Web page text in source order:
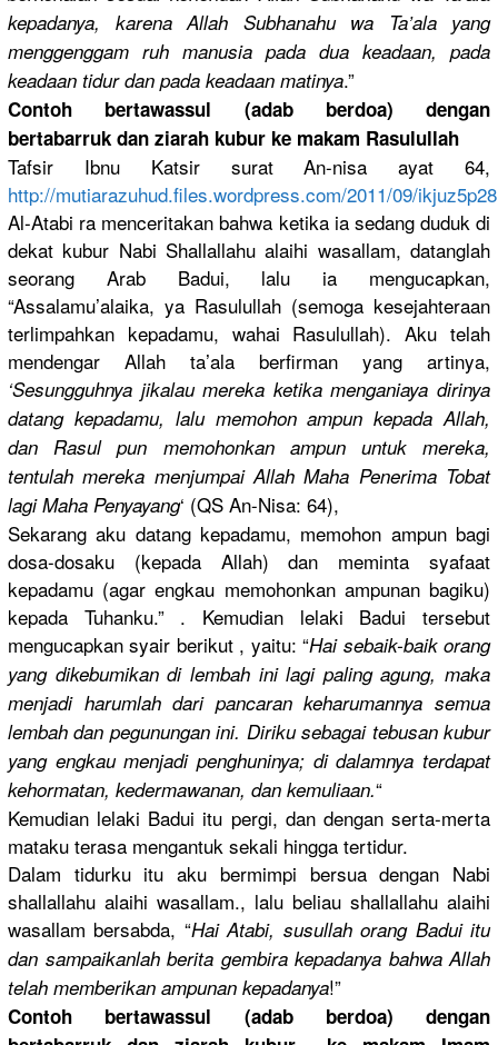
kepadanya, karena Allah Subhanahu wa Ta’ala yang
menggenggam ruh manusia pada dua keadaan, pada
keadaan tidur dan pada keadaan matinya.”
Contoh bertawassul (adab berdoa) dengan
bertabarruk dan ziarah kubur ke makam Rasulullah
Tafsir Ibnu Katsir surat An-nisa ayat 64,
http://mutiarazuhud.files.wordpress.com/2011/09/
Al-Atabi ra menceritakan bahwa ketika ia sedang duduk di
dekat kubur Nabi Shallallahu alaihi wasallam, datanglah
seorang Arab Badui, lalu ia mengucapkan,
“Assalamu’alaika, ya Rasulullah (semoga kesejahteraan
terlimpahkan kepadamu, wahai Rasulullah). Aku telah
mendengar Allah ta’ala berfirman yang artinya,
‘Sesungguhnya jikalau mereka ketika menganiaya dirinya
datang kepadamu, lalu memohon ampun kepada Allah,
dan Rasul pun memohonkanampun untuk mereka,
tentulah mereka menjumpai Allah Maha Penerima Tobat
lagi Maha Penyayang‘ (QS An-Nisa: 64),
Sekarang aku datang kepadamu, memohon ampun bagi
dosa-dosaku (kepada Allah) dan meminta syafaat
kepadamu (agar engkau memohonkanampunan bagiku)
kepada Tuhanku.” . Kemudian lelaki Badui tersebut
mengucapkan syair berikut , yaitu: “Hai sebaik-baik orang
yang dikebumikan di lembah ini lagi paling agung, maka
menjadi harumlah dari pancaran keharumannya semua
lembah dan pegununganini. Diriku sebagai tebusan kubur
yang engkau menjadi penghuninya; di dalamnya terdapat
kehormatan, kedermawanan, dan kemuliaan.“
Kemudian lelaki Badui itu pergi, dan dengan serta-merta
mataku terasa mengantuk sekali hingga tertidur.
Dalam tidurku itu aku bermimpi bersua dengan Nabi
shallallahu alaihi wasallam., lalu beliau shallallahu alaihi
wasallam bersabda, “Hai Atabi, susullah orang Badui itu
dan sampaikanlah berita gembira kepadanya bahwa Allah
telah memberikan ampunan kepadanya!”
Contoh bertawassul (adab berdoa) dengan